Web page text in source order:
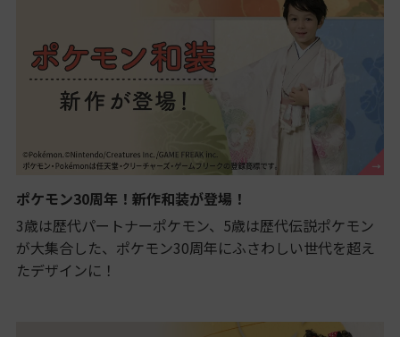
ポケモン30周年！新作和装が登場！
3歳は歴代パートナーポケモン、5歳は歴代伝説ポケモン
が大集合した、ポケモン30周年にふさわしい世代を超え
たデザインに！